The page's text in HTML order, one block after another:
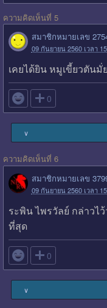
ความคิดเห็นที่ 5
สมาชิกหมายเลข
09 กันยายน 2560 เวลา
เคยได้ยิน หมูเขี้ยวตันมั่
 0
∨
ความคิดเห็นที่ 6
สมาชิกหมายเลข
09 กันยายน 2560 เวลา
ระพิน ไพรวัลย์ กล่าวไ
ที่สุด
 0
∨